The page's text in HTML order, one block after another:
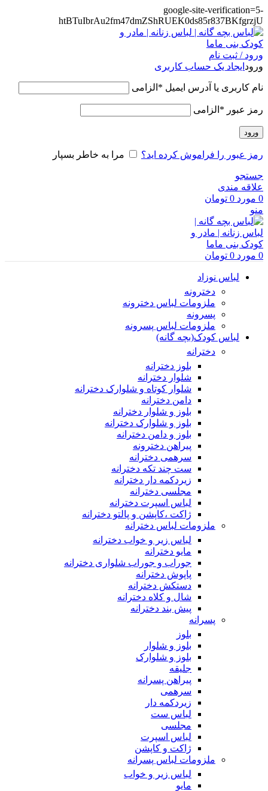
google-site-verification=5-
htBTuIbrAu2fm47dmZShRUEK0ds85r837BKfgrzjU
ورود / ثبت نام
ورود ایجاد یک حساب کاربری
نام کاربری یا آدرس ایمیل * الزامی
رمز عبور * الزامی
ورود
رمز عبور را فراموش کرده اید؟ مرا به خاطر بسپار
جستجو
علاقه مندی
0 مورد 0 تومان
منو
0 مورد 0 تومان
لباس نوزاد
دخترونه
ملزومات لباس دخترونه
پسرونه
ملزومات لباس پسرونه
لباس کودک(بچه گانه)
دخترانه
بلوز دخترانه
شلوار دخترانه
شلوار کوتاه و شلوارک دخترانه
دامن دخترانه
بلوز و شلوار دخترانه
بلوز و شلوارک دخترانه
بلوز و دامن دخترانه
پیراهن دخترونه
سرهمی دخترانه
ست چند تکه دخترانه
زیردکمه دار دخترانه
مجلسی دخترانه
لباس اسپرت دخترانه
ژاکت ،کاپشن و پالتو دخترانه
ملزومات لباس دخترانه
لباس زیر و خواب دخترانه
مایو دخترانه
جوراب و جوراب شلواری دخترانه
پاپوش دخترانه
دستکش دخترانه
شال و کلاه دخترانه
پیش بند دخترانه
پسرانه
بلوز
بلوز و شلوار
بلوز و شلوارک
جلیقه
پیراهن پسرانه
سرهمی
زیردکمه دار
لباس ست
مجلسی
لباس اسپرت
ژاکت و کاپشن
ملزومات لباس پسرانه
لباس زیر و خواب
مایو